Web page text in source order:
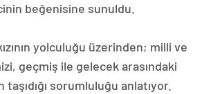
beğenisine sunuldu.
yolculuğu üzerinden; milli ve
geçmiş ile gelecek arasındaki
taşıdığı sorumluluğu anlatıyor.